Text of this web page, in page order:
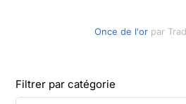
Once de l'or par
Filtrer par catégorie